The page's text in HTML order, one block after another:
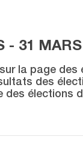
- 31
la page des
des
des élections